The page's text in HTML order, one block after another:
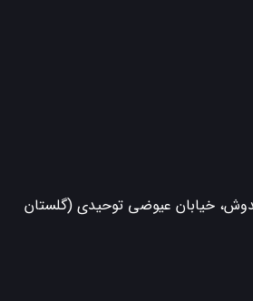
خیابان عیوضی توحیدی (گلستان